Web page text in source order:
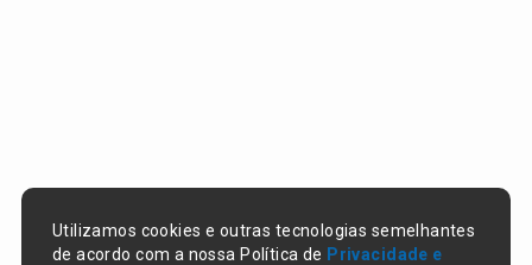
Utilizamos cookies e outras tecnologias semelhantes
de acordo com a nossa Política de Privacidade e